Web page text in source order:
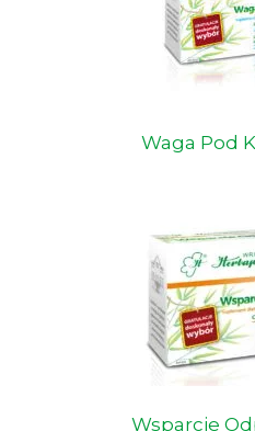
Waga Pod
Wsparcie